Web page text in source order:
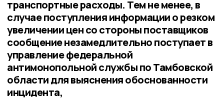
транспортные расходы. Тем не менее, в
случае поступления информации о резком
увеличении цен со стороны поставщиков
сообщение незамедлительно поступает в
управление федеральной
антимонопольной службы по Тамбовской
области для выяснения обоснованности
инцидента,